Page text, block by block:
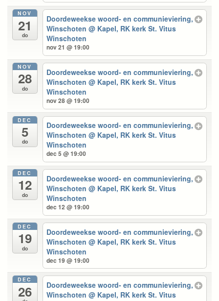
NOV
21
do
Doordeweekse woord- en communieviering,
Winschoten@ Kapel, RK kerk St. Vitus
Winschoten
nov 21 @ 19:00
NOV
28
do
Doordeweekse woord- en communieviering,
Winschoten@ Kapel, RK kerk St. Vitus
Winschoten
nov 28 @ 19:00
DEC
5
do
Doordeweekse woord- en communieviering,
Winschoten@ Kapel, RK kerk St. Vitus
Winschoten
dec 5 @ 19:00
DEC
12
do
Doordeweekse woord- en communieviering,
Winschoten@ Kapel, RK kerk St. Vitus
Winschoten
dec 12 @ 19:00
DEC
19
do
Doordeweekse woord- en communieviering,
Winschoten@ Kapel, RK kerk St. Vitus
Winschoten
dec 19 @ 19:00
DEC
26
Doordeweekse woord- en communieviering,
Winschoten@ Kapel, RK kerk St. Vitus